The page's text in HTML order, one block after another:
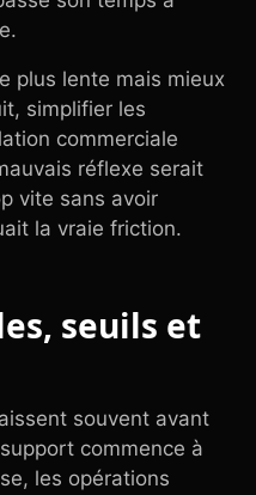
plus lente mais mieux
simplifier les
commerciale
réflexe serait
vite sans avoir
la vraie friction.
seuils et
souvent avant
commence à
les opérations